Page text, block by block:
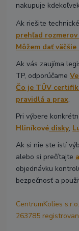
nakupuje
Ak riešite
prehľad
Môžem dať väčšie
Ak vás zaujíma
TP, odporúčame
Čo je TÜV
pravidlá a prax.
Pri výbere
Hliníkové disky,
Ak si nie ste istí
alebo si prečítajte
objednávku
bezpečnosť a
CentrumKolies
263785